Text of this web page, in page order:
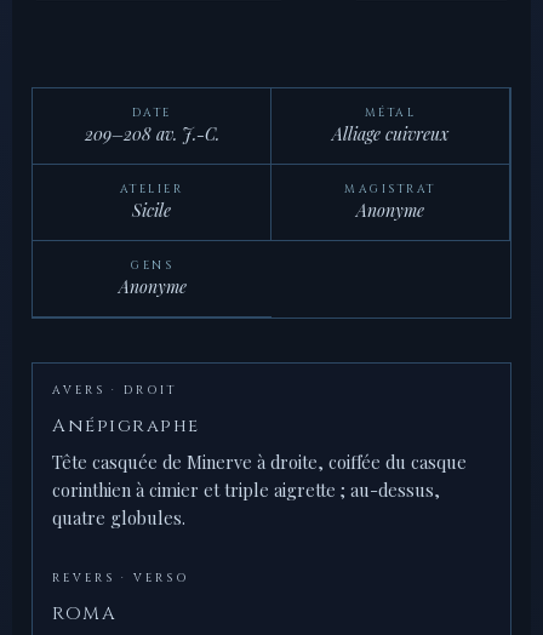
DATE
209–208 av. J.-C.
MÉTAL
Alliage cuivreux
ATELIER
Sicile
MAGISTRAT
Anonyme
GENS
Anonyme
AVERS · DROIT
Anépigraphe
Tête casquée de Minerve à droite, coiffée du casque
corinthien à cimier et triple aigrette ; au-dessus,
quatre globules.
REVERS · VERSO
ROMA